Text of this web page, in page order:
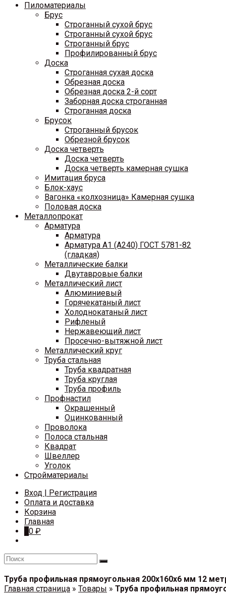
Пиломатериалы
Брус
Строганный сухой брус
Строганный сухой брус
Строганный брус
Профилированный брус
Доска
Строганная сухая доска
Обрезная доска
Обрезная доска 2-й сорт
Заборная доска строганная
Строганная доска
Брусок
Строганный брусок
Обрезной брусок
Доска четверть
Доска четверть
Доска четверть камерная сушка
Имитация бруса
Блок-хаус
Вагонка «колхозница» Камерная сушка
Половая доска
Металлопрокат
Арматура
Арматура
Арматура A1 (A240) ГОСТ 5781-82
(гладкая)
Металлические балки
Двутавровые балки
Металлический лист
Алюминиевый
Горячекатаный лист
Холоднокатаный лист
Рифленый
Нержавеющий лист
Просечно-вытяжной лист
Металлический круг
Труба стальная
Труба квадратная
Труба круглая
Труба профиль
Профнастил
Окрашенный
Оцинкованный
Проволока
Полоса стальная
Квадрат
Швеллер
Уголок
Стройматериалы
Вход | Регистрация
Оплата и доставка
Корзина
Главная
0 ₽
Труба профильная прямоугольная 200х160х6 мм 12
Главная страница » Товары » Труба профильная